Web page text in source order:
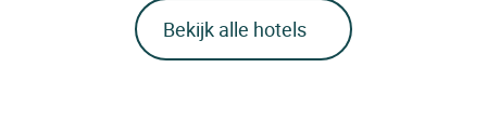
Bekijk alle hotels